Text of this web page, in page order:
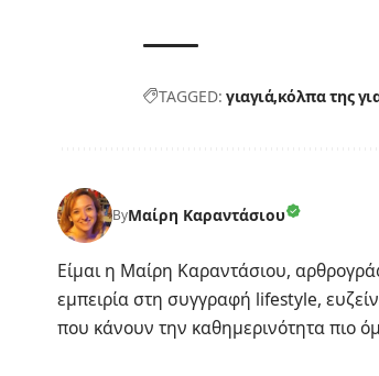
TAGGED: γιαγιά κόλπα της
ByΜαίρη Καραντάσιου
Είμαι η Μαίρη Καραντάσιου,
εμπειρία στη συγγραφή lifestyle,
που κάνουν την καθημερινότητα πιο